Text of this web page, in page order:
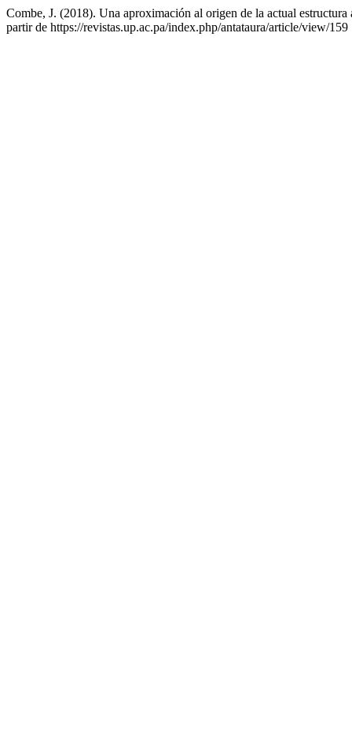
Combe, J. (2018). Una aproximación al origen de la actual
partir de https://revistas.up.ac.pa/index.php/antataura/article/view/159